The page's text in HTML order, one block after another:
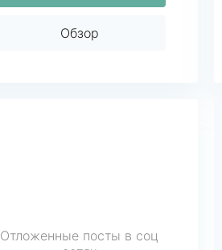
Обзор
Отложенные посты в соц